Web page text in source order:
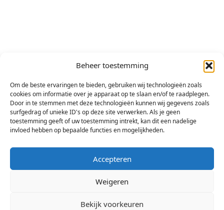
Beheer toestemming
Om de beste ervaringen te bieden, gebruiken wij technologieën zoals
cookies om informatie over je apparaat op te slaan en/of te raadplegen.
Door in te stemmen met deze technologieën kunnen wij gegevens zoals
surfgedrag of unieke ID's op deze site verwerken. Als je geen
toestemming geeft of uw toestemming intrekt, kan dit een nadelige
invloed hebben op bepaalde functies en mogelijkheden.
Accepteren
Weigeren
Bekijk voorkeuren